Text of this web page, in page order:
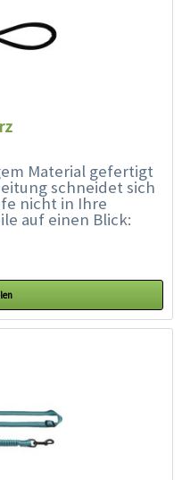
Material gefertigt
schneidet sich
nicht in Ihre
auf einen Blick: